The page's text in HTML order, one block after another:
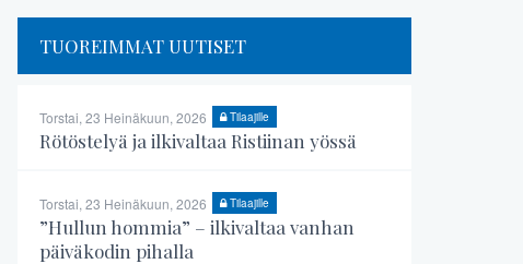
TUOREIMMAT UUTISET
Torstai, 23 Heinäkuun, 2026 Tilaajille
Rötöstelyä ja ilkivaltaa Ristiinan yössä
Torstai, 23 Heinäkuun, 2026 Tilaajille
”Hullun hommia” – ilkivaltaa vanhan
päiväkodin pihalla